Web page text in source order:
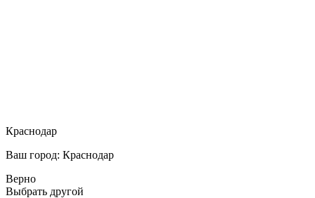
Краснодар
Ваш город: Краснодар
Верно
Выбрать другой